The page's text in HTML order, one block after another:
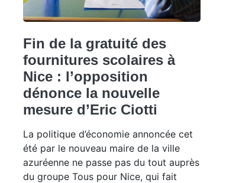
Fin de la gratuité des
fournitures scolaires à
Nice : l’opposition
dénonce la nouvelle
mesure d’Eric Ciotti
La politique d’économie annoncée cet
été par le nouveau maire de la ville
azuréenne ne passe pas du tout auprès
du groupe Tous pour Nice, qui fait